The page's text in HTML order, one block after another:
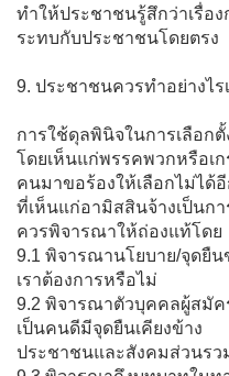
ทำให้ประชาชนรู้สึกว่าเรื่อง
ระทบกับประชาชนโดยตรง
9. ประชาชนควรทำอย่างไร
การใช้ดุลพินิจในการเลือกตั้
โดยเห็นแก่พรรคพวกหรือเ
คนมาขอร้องให้เลือกไม่ได้
ที่เห็นแก่อามิสสินจ้างเป็นก
ควรพิจารณาให้ถ่องแท้โดย
9.1 พิจารณานโยบาย/จุดยื
เราต้องการหรือไม่
9.2 พิจารณาตัวบุคคลผู้สมัค
เป็นคนดีมีจุดยืนเคียงข้าง
ประชาชนและสังคมส่วนรว